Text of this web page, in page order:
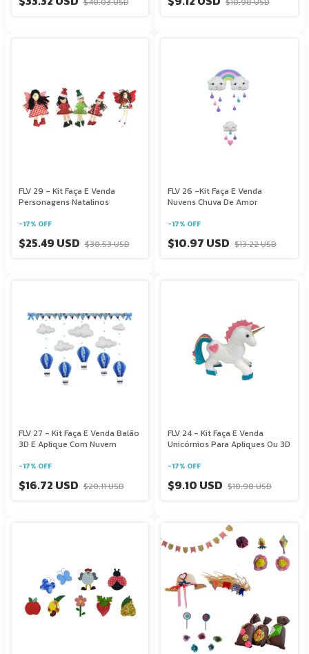
FLV 29 - Kit Faça E Venda
Personagens Natalinos
-17% OFF
$25.49 USD $30.53 USD
FLV 26 -Kit Faça E Venda
Nuvens Chuva De Amor
-17% OFF
$10.97 USD $13.22 USD
FLV 27 - Kit Faça E Venda Balão
3D E Aplique Com Nuvem
-17% OFF
$16.72 USD $20.11 USD
FLV 24 - Kit Faça E Venda
Unicórnios Para Apliques Ou 3D
-17% OFF
$9.10 USD $10.98 USD